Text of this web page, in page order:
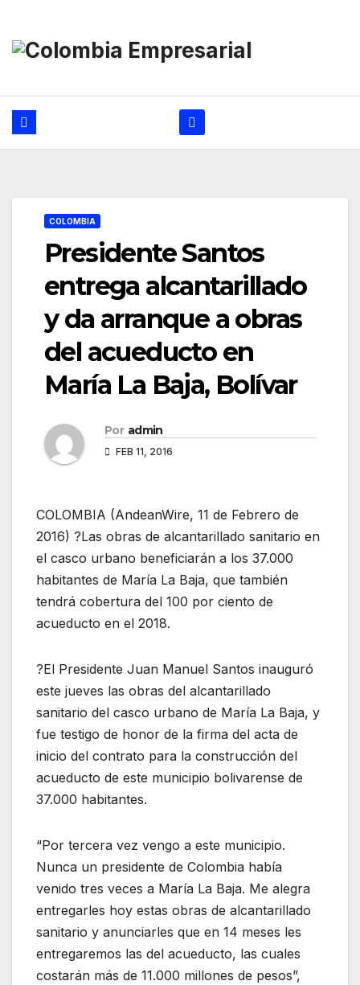
contenido
COLOMBIA
Presidente Santos
entrega alcantarillado
y da arranque a obras
del acueducto en
María La Baja, Bolívar
Por admin
FEB 11, 2016
COLOMBIA (AndeanWire, 11 de Febrero de
2016) ?Las obras de alcantarillado sanitario en
el casco urbano beneficiarán a los 37.000
habitantes de María La Baja, que también
tendrá cobertura del 100 por ciento de
acueducto en el 2018.
?El Presidente Juan Manuel Santos inauguró
este jueves las obras del alcantarillado
sanitario del casco urbano de María La Baja, y
fue testigo de honor de la firma del acta de
inicio del contrato para la construcción del
acueducto de este municipio bolivarense de
37.000 habitantes.
“Por tercera vez vengo a este municipio.
Nunca un presidente de Colombia había
venido tres veces a María La Baja. Me alegra
entregarles hoy estas obras de alcantarillado
sanitario y anunciarles que en 14 meses les
entregaremos las del acueducto, las cuales
costarán más de 11.000 millones de pesos”,